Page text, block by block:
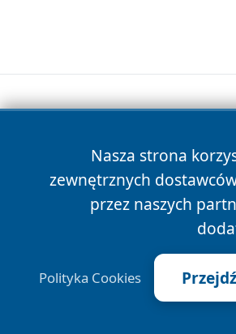
Nasza strona
zewnętrznych
przez naszych
Polityka Cookies